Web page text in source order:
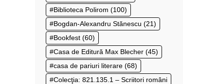
Biblioteca Polirom (100)
Bogdan-Alexandru Stănescu (21)
Bookfest (60)
Casa de Editură Max Blecher (45)
casa de pariuri literare (68)
Colecţia: 821.135.1 – Scriitori români